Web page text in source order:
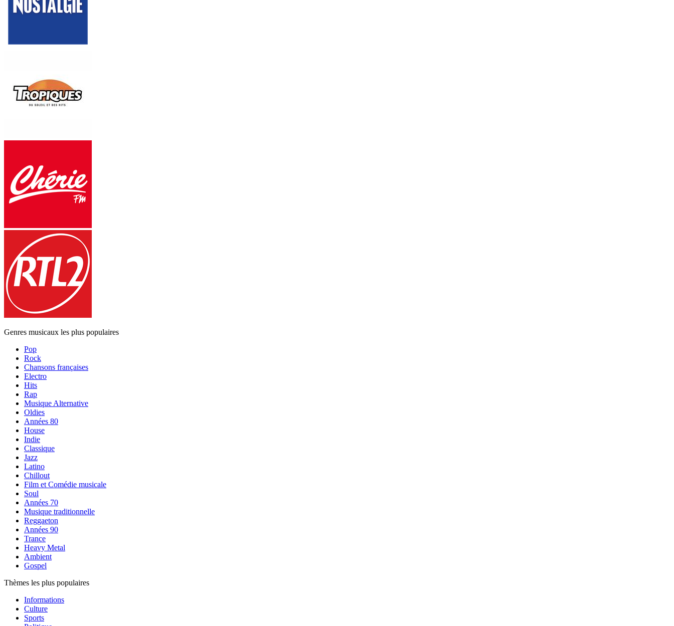
Genres musicaux les plus populaires
Pop
Rock
Chansons françaises
Electro
Hits
Rap
Musique Alternative
Oldies
Années 80
House
Indie
Classique
Jazz
Latino
Chillout
Film et Comédie musicale
Soul
Années 70
Musique traditionnelle
Reggaeton
Années 90
Trance
Heavy Metal
Ambient
Gospel
Thèmes les plus populaires
Informations
Culture
Sports